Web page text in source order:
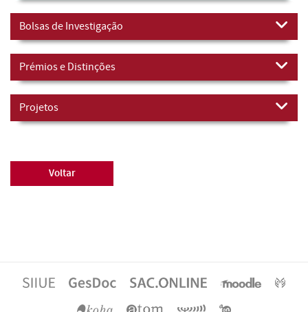
Bolsas de Investigação
Prémios e Distinções
Projetos
Voltar